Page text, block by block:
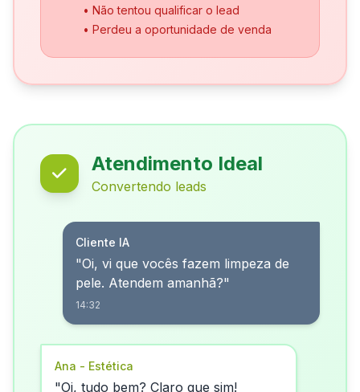
• Não tentou qualificar o lead
• Perdeu a oportunidade de venda
Atendimento Ideal
Convertendo leads
Cliente IA
"Oi, vi que vocês fazem limpeza de
pele. Atendem amanhã?"
14:32
Ana - Estética
"Oi, tudo bem? Claro que sim!